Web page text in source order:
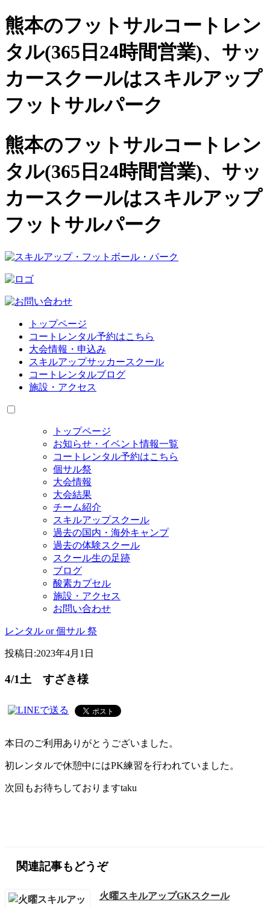
熊本のフットサルコートレン
タル(365日24時間営業)、 サッ
カースクールはスキルアップ
フットサルパーク
熊本のフットサルコートレン
タル(365日24時間営業)、サッ
カースクールはスキルアップ
フットサルパーク
トップページ
コートレンタル予約はこちら
大会情報・申込み
スキルアップサッカースクール
コートレンタルブログ
施設・アクセス
トップページ
お知らせ・イベント情報一覧
コートレンタル予約はこちら
個サル祭
大会情報
大会結果
チーム紹介
スキルアップスクール
過去の国内・海外キャンプ
過去の体験スクール
スクール生の足跡
ブログ
酸素カプセル
施設・アクセス
お問い合わせ
レンタル or 個サル 祭
投稿日:2023年4月1日
4/1土 すざき様
本日のご利用ありがとうございました。
初レンタルで休憩中にはPK練習を行われていました。
次回もお待ちしておりますtaku
関連記事もどうぞ
火曜スキルアップGKスクール